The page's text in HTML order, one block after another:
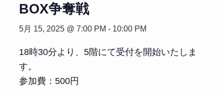
BOX争奪戦
5月 15, 2025 @ 7:00 PM - 10:00 PM
18時30分より、5階にて受付を開始いたしま
す。
参加費：500円